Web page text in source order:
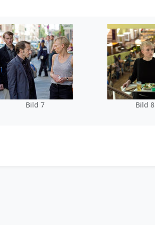
Bild 7 Bild 8